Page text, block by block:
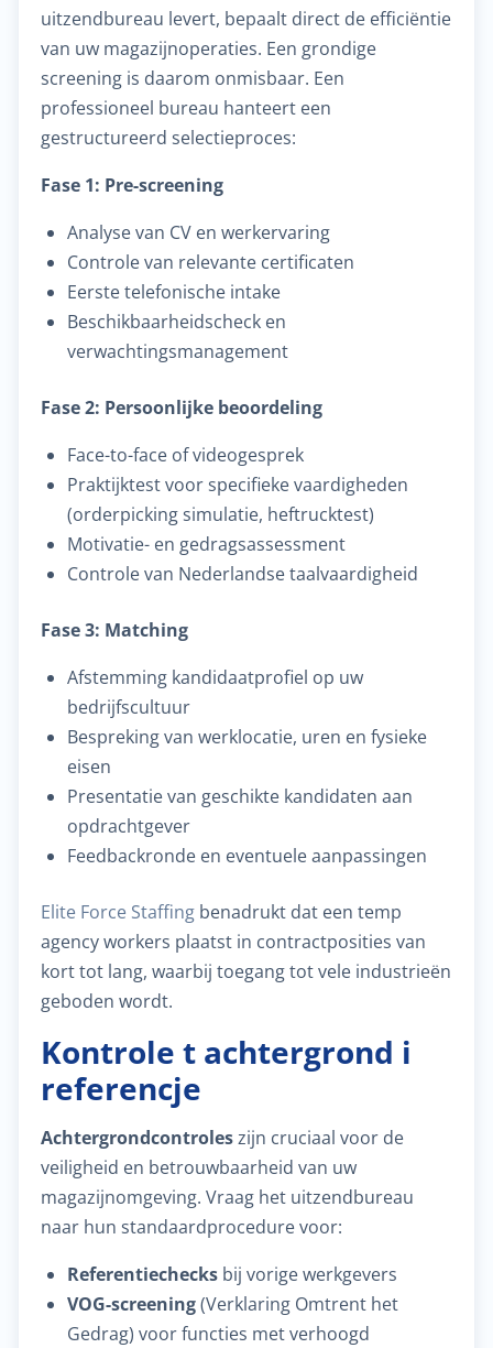
uitzendbureau levert, bepaalt direct de efficiëntie
van uw magazijnoperaties. Een grondige
screening is daarom onmisbaar. Een
professioneel bureau hanteert een
gestructureerd selectieproces:
Fase 1: Pre-screening
Analyse van CV en werkervaring
Controle van relevante certificaten
Eerste telefonische intake
Beschikbaarheidscheck en
verwachtingsmanagement
Fase 2: Persoonlijke beoordeling
Face-to-face of videogesprek
Praktijktest voor specifieke vaardigheden
(orderpicking simulatie, heftrucktest)
Motivatie- en gedragsassessment
Controle van Nederlandse taalvaardigheid
Fase 3: Matching
Afstemming kandidaatprofiel op uw
bedrijfscultuur
Bespreking van werklocatie, uren en fysieke
eisen
Presentatie van geschikte kandidaten aan
opdrachtgever
Feedbackronde en eventuele aanpassingen
Elite Force Staffing benadrukt dat een temp
agency workers plaatst in contractposities van
kort tot lang, waarbij toegang tot vele industrieën
geboden wordt.
Kontrole t achtergrond i
referencje
Achtergrondcontroleszijn cruciaal voor de
veiligheid en betrouwbaarheid van uw
magazijnomgeving. Vraag het uitzendbureau
naar hun standaardprocedure voor:
Referentiechecks bij vorige werkgevers
VOG-screening(Verklaring Omtrent het
Gedrag) voor functies met verhoogd